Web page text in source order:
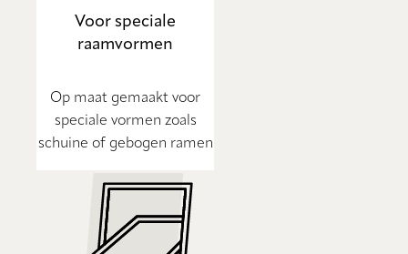
Voor speciale
raamvormen
Op maat gemaakt voor
speciale vormen zoals
schuine of gebogen ramen